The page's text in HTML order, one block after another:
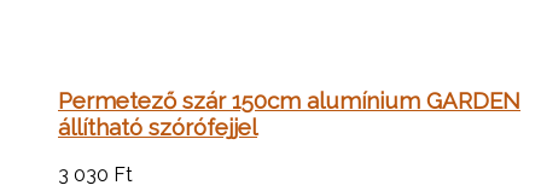
Permetező szár 150cm alumínium GARDEN
állítható szórófejjel
3 030 Ft